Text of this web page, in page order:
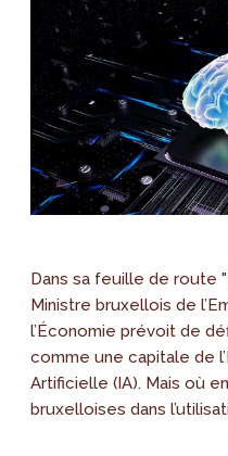
Dans sa feuille de route
Ministre bruxellois de
l’Économie prévoit de
comme une capitale de
Artificielle (IA). Mais où
bruxelloises dans